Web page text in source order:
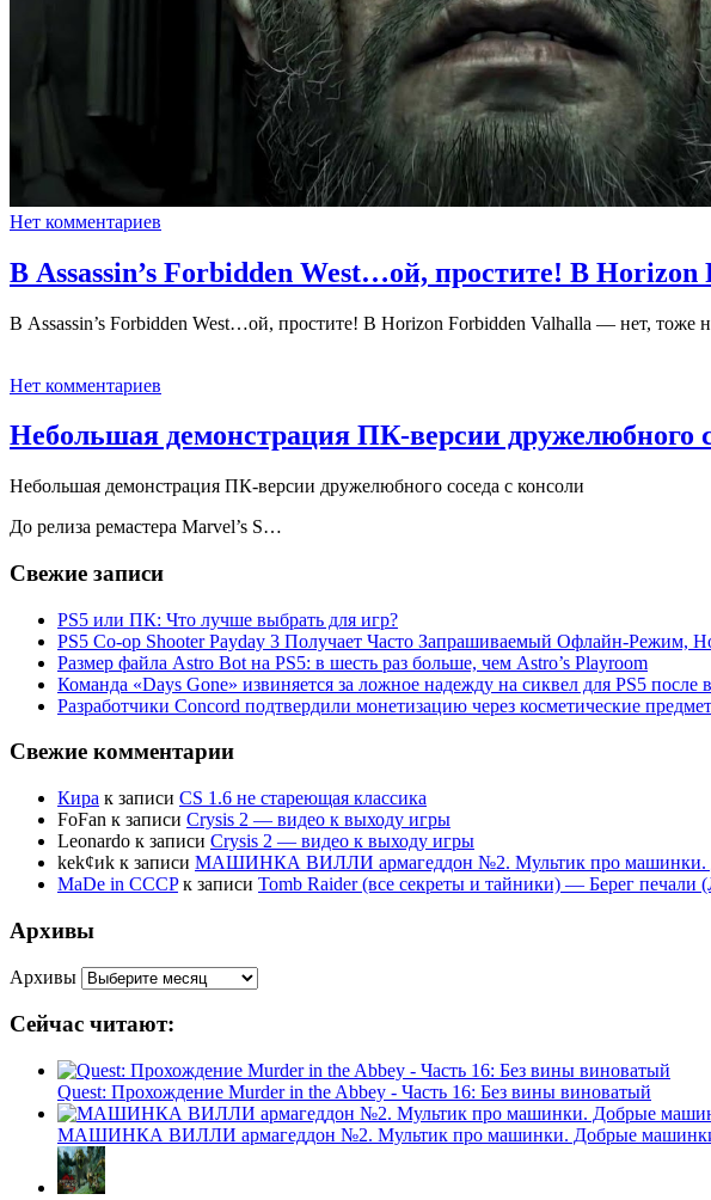
Нет комментариев
В Assassin’s Forbidden West…ой, простите! В
В Assassin’s Forbidden West…ой, простите! В Horizon Forbidden Valhalla — нет, тоже
Нет комментариев
Небольшая демонстрация ПК-версии дружелюбного
Небольшая демонстрация ПК-версии дружелюбного соседа с консоли
До релиза ремастера Marvel’s S…
Свежие записи
PS5 или ПК: Что лучше выбрать для игр?
PS5 Co-op Shooter Payday 3 Получает Часто Запрашиваемый Офлайн-Режим,
Размер файла Astro Bot на PS5: в шесть раз больше, чем Astro’s Playroom
Команда «Days Gone» извиняется за ложное надежду на сиквел для PS5
Разработчики Concord подтвердили монетизацию через косметические
Свежие комментарии
Кира к записи CS 1.6 не стареющая классика
FoFan к записи Crysis 2 — видео к выходу игры
Leonardo к записи Crysis 2 — видео к выходу игры
kek¢иk к записи МАШИНКА ВИЛЛИ армагеддон №2. Мультик про машинки.
MaDe in CCCPк записи Tomb Raider (все секреты и тайники) — Берег
Архивы
Архивы
Сейчас читают:
Quest: Прохождение Murder in the Abbey - Часть 16: Без вины виноватый
МАШИНКА ВИЛЛИ армагеддон №2. Мультик про машинки. Добрые машинки